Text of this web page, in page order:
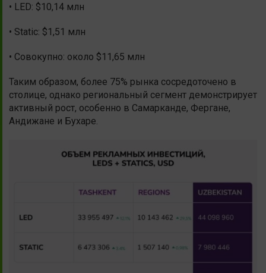
• LED: $10,14 млн
• Static: $1,51 млн
• Совокупно: около $11,65 млн
Таким образом, более 75% рынка сосредоточено в
столице, однако региональный сегмент демонстрирует
активный рост, особенно в Самарканде, Фергане,
Андижане и Бухаре.